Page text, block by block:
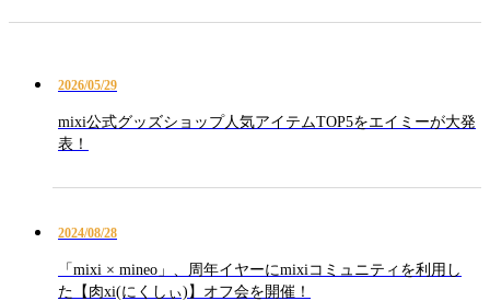
2026/05/29
mixi公式グッズショップ人気アイテムTOP5をエイミーが大発
表！
2024/08/28
「mixi × mineo」、周年イヤーにmixiコミュニティを利用し
た【肉xi(にくしぃ)】オフ会を開催！